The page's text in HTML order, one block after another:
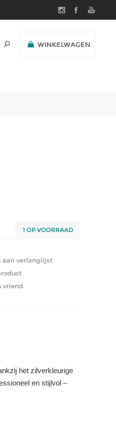
WINKELWAGEN
1 OP VOORRAAD
het zilverkleurige
en stijlvol –